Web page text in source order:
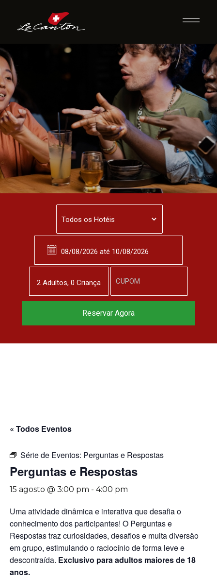
Perguntas e
Respostas
« Todos Eventos
Série de Eventos: Perguntas e Respostas
Perguntas e Respostas
15 agosto @ 3:00 pm - 4:00 pm
Uma atividade dinâmica e interativa que desafia o
conhecimento dos participantes! O Perguntas e
Respostas traz curiosidades, desafios e muita diversão
em grupo, estimulando o raciocínio de forma leve e
descontraída. Exclusivo para adultos maiores de 18
anos.
2 Adultos, 0 Criança
Reservar Agora